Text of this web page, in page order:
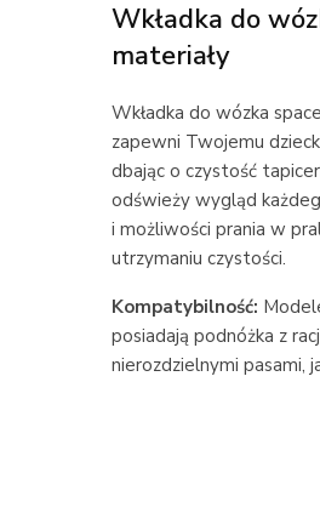
Wkładka do
materiały
Wkładka do wózka
zapewni Twojemu
dbając o czystość
odświeży wygląd
i możliwości prania w
utrzymaniu czystości.
Kompatybilność:
posiadają podnóżka z
nierozdzielnymi pasami,